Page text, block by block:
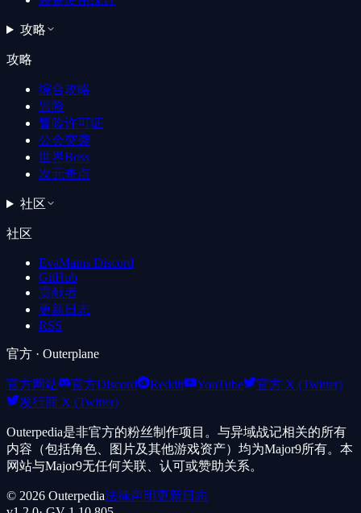
攻略
攻略
综合攻略
冒险
冒险许可证
公会突袭
世界Boss
次元奇点
社区
社区
EvaMains Discord
GitHub
贡献者
更新日志
RSS
官方 · Outerplane
官方网站 官方Discord Reddit YouTube
官方 X (Twitter)
发行商 X (Twitter)
Outerpedia是非官方的粉丝制作项目。与异域战记相关的所有
内容（包括角色、图片及其他游戏资产）均为Major9所有。本
网站与Major9无任何关联、认可或赞助关系。
© 2026 Outerpedia法律声明更新日志